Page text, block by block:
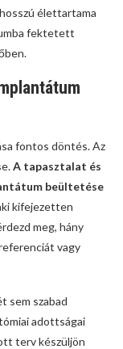
élettartama
fektetett
fontos döntés. Az
A tapasztalat és
beültetése
kifejezetten
meg, hány
vagy
sem szabad
adottságai
terv készüljön